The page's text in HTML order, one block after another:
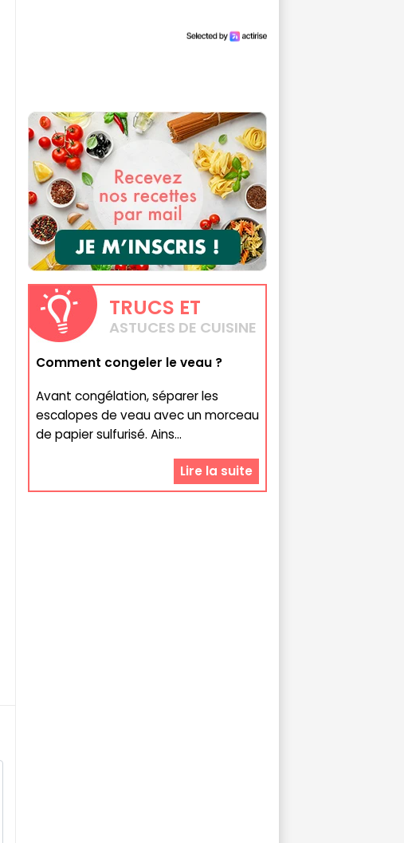
TRUCS ET
ASTUCES DE CUISINE
Comment congeler le veau ?
Avant congélation, séparer les
escalopes de veau avec un morceau
de papier sulfurisé. Ains...
Lire la suite